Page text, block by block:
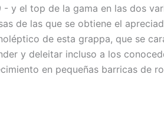
y el top de la gama en las dos
de las que se obtiene el
de esta grappa, que se
y deleitar incluso a los
en pequeñas barricas de